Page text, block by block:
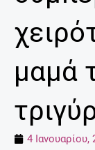
μαμά
4 Ιανουαρίου,